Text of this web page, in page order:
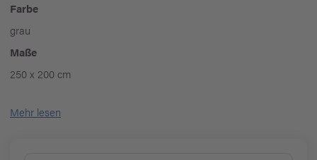
Farbe
grau
Maße
250 x 200 cm
Mehr lesen